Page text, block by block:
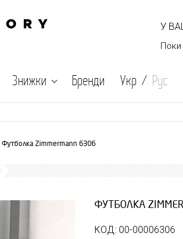
У
Знижки Бренди Укр / Рус
Футболка Zimmermann 6306
ФУТБОЛКА
КОД: 00-00006306